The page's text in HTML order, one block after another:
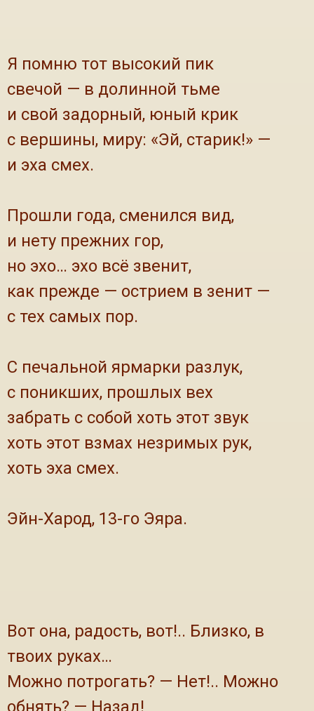
Я помню тот высокий пик
свечой — в долинной тьме
и свой задорный, юный крик
с вершины, миру: «Эй, старик!» —
и эха смех.
Прошли года, сменился вид,
и нету прежних гор,
но эхо… эхо всё звенит,
как прежде — острием в зенит —
с тех самых пор.
С печальной ярмарки разлук,
с поникших, прошлых вех
забрать с собой хоть этот звук
хоть этот взмах незримых рук,
хоть эха смех.
Эйн-Харод, 13-го Эяра.
Вот она, радость, вот!.. Близко, в
твоих руках…
Можно потрогать? — Нет!.. Можно
обнять? — Назад!